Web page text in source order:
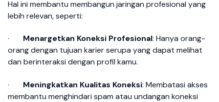
Hal ini membantu membangun jaringan profesional yang
lebih relevan, seperti:
· Menargetkan Koneksi Profesional: Hanya orang-
orang dengan tujuan karier serupa yang dapat melihat
dan berinteraksi dengan profil kamu.
· Meningkatkan Kualitas Koneksi: Membatasi akses
membantu menghindari spam atau undangan koneksi